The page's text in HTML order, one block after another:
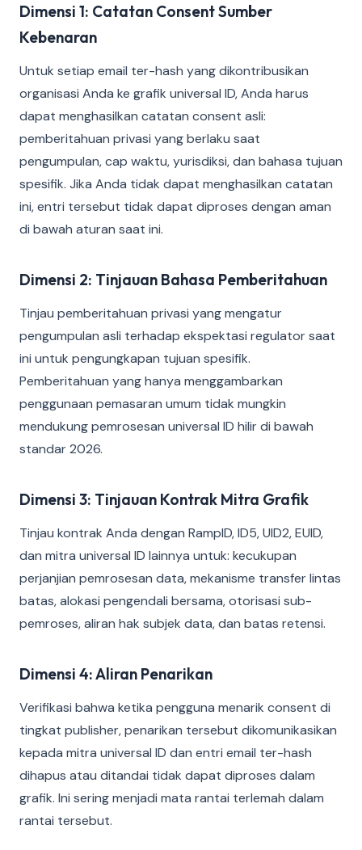
Dimensi 1: Catatan Consent Sumber
Kebenaran
Untuk setiap email ter-hash yang dikontribusikan
organisasi Anda ke grafik universal ID, Anda harus
dapat menghasilkan catatan consent asli:
pemberitahuan privasi yang berlaku saat
pengumpulan, cap waktu, yurisdiksi, dan bahasa tujuan
spesifik. Jika Anda tidak dapat menghasilkan catatan
ini, entri tersebut tidak dapat diproses dengan aman
di bawah aturan saat ini.
Dimensi 2: Tinjauan Bahasa Pemberitahuan
Tinjau pemberitahuan privasi yang mengatur
pengumpulan asli terhadap ekspektasi regulator saat
ini untuk pengungkapan tujuan spesifik.
Pemberitahuan yang hanya menggambarkan
penggunaan pemasaran umum tidak mungkin
mendukung pemrosesan universal ID hilir di bawah
standar 2026.
Dimensi 3: Tinjauan Kontrak Mitra Grafik
Tinjau kontrak Anda dengan RampID, ID5, UID2, EUID,
dan mitra universal ID lainnya untuk: kecukupan
perjanjian pemrosesan data, mekanisme transfer lintas
batas, alokasi pengendali bersama, otorisasi sub-
pemroses, aliran hak subjek data, dan batas retensi.
Dimensi 4: Aliran Penarikan
Verifikasi bahwa ketika pengguna menarik consent di
tingkat publisher, penarikan tersebut dikomunikasikan
kepada mitra universal ID dan entri email ter-hash
dihapus atau ditandai tidak dapat diproses dalam
grafik. Ini sering menjadi mata rantai terlemah dalam
rantai tersebut.